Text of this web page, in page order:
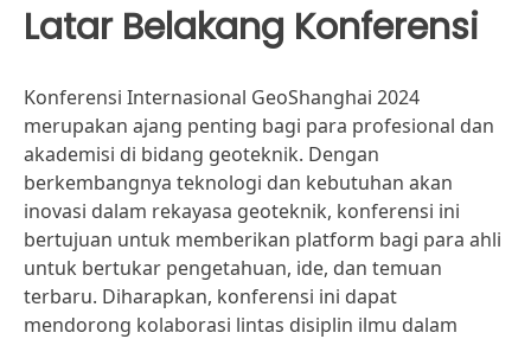
Latar Belakang Konferensi
Konferensi Internasional GeoShanghai 2024
merupakan ajang penting bagi para profesional dan
akademisi di bidang geoteknik. Dengan
berkembangnya teknologi dan kebutuhan akan
inovasi dalam rekayasa geoteknik, konferensi ini
bertujuan untuk memberikan platform bagi para ahli
untuk bertukar pengetahuan, ide, dan temuan
terbaru. Diharapkan, konferensi ini dapat
mendorong kolaborasi lintas disiplin ilmu dalam